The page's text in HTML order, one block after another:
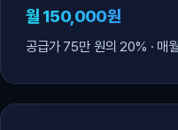
월 150,000원
공급가 75만 원의 20% · 매